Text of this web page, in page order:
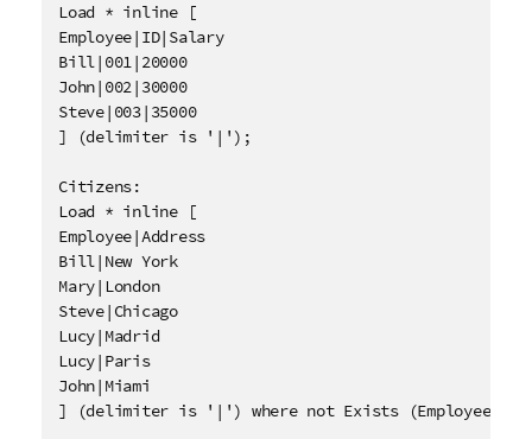
Load * inline [
Employee|ID|Salary
Bill|001|20000
John|002|30000
Steve|003|35000
] (delimiter is '|');
Citizens:
Load * inline [
Employee|Address
Bill|New York
Mary|London
Steve|Chicago
Lucy|Madrid
Lucy|Paris
John|Miami
] (delimiter is '|') where not Exists (Employee);